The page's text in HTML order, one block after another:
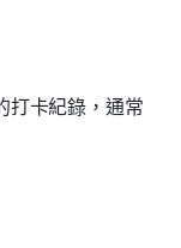
打卡紀錄，通常